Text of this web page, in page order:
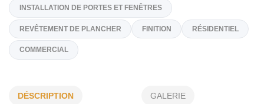
Sur Demande
yannick@constructionyannicklavoie.ca
Spécialités
DÉSCRIPTION GALERIE